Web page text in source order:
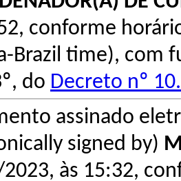
conforme
Brazil time), com
do Decreto nº
assinado
signed by)
às 15:32,